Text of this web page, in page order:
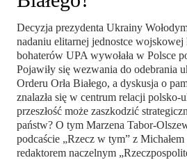
Decyzja prezydenta Ukrainy
nadaniu elitarnej jednostce
bohaterów UPA wywołała w Polsce
Pojawiły się wezwania do odebrania
Orderu Orła Białego, a dyskusja o
znalazła się w centrum relacji
przeszłość może zaszkodzić
państw? O tym Marzena Tabor-
podcaście „Rzecz w tym” z Michałem
redaktorem naczelnym